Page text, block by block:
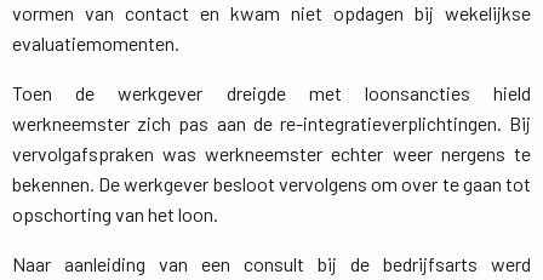
vormen van contact en kwam niet opdagen bij wekelijkse
evaluatiemomenten.
Toen de werkgever dreigde met loonsancties hield
werkneemster zich pas aan de re-integratieverplichtingen. Bij
vervolgafspraken was werkneemster echter weer nergens te
bekennen. De werkgever besloot vervolgens om over te gaan tot
opschorting van het loon.
Naar aanleiding van een consult bij de bedrijfsarts werd